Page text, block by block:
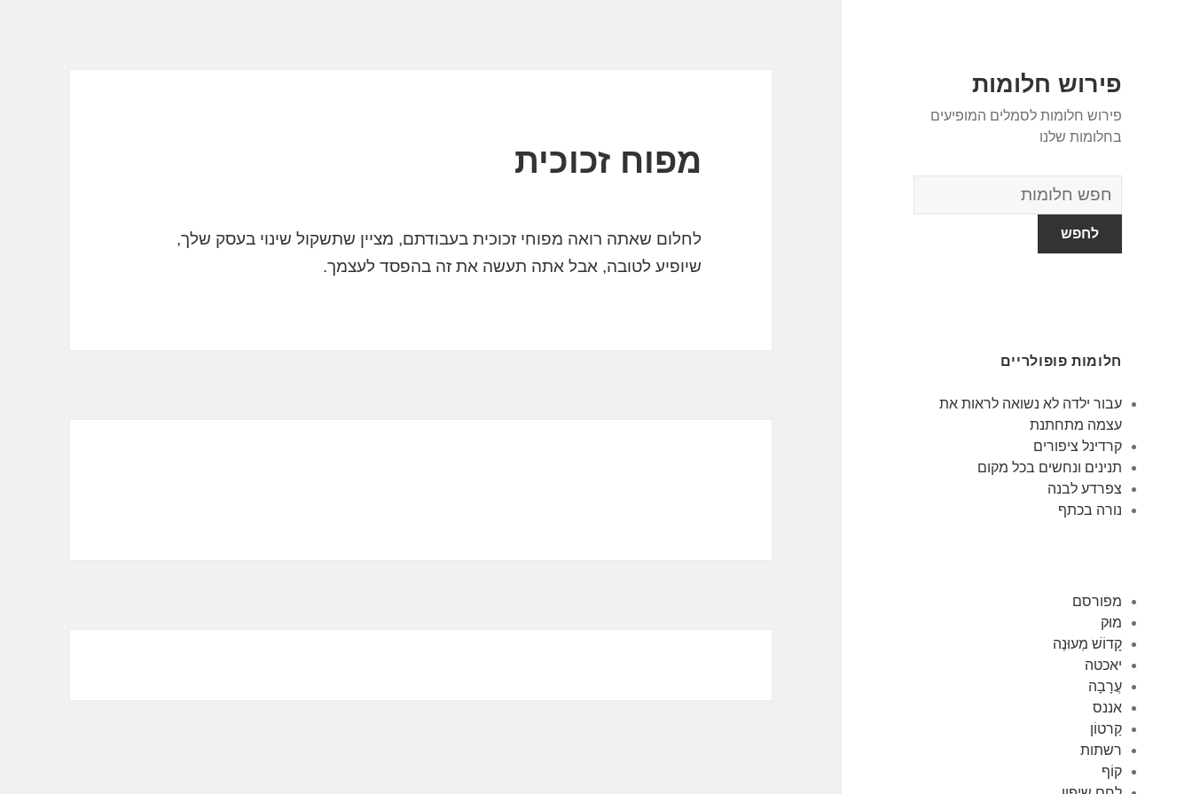
פירוש חלומות
פירוש חלומות לסמלים המופיעים
בחלומות שלנו
מילון
החלומות
חלומות פופולריים
עבור ילדה לא נשואה לראות את
עצמה מתחתנת
קרדינל ציפורים
תנינים ונחשים בכל מקום
צפרדע לבנה
נורה בכתף
מפורסם
מוּק
קָדוֹשׁ מְעוּנֶה
יאכטה
עֲרָבָה
אננס
קַרטוֹן
רשתות
קוֹף
מפוח זכוכית
לחלום שאתה רואה מפוחי זכוכית בעבודתם, מציין שתשקול שינוי בעסק שלך,
שיופיע לטובה, אבל אתה תעשה את זה בהפסד לעצמך.